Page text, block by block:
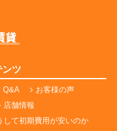
ンツ
Q&A
お客様の声
店舗情報
して初期費用が安いのか